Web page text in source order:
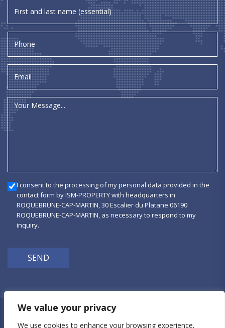
We value your privacy
We use cookies to enhance your browsing experience,
I consent to the processing of my personal data provided in the
contact form by ISM-PROPERTY with headquarters in
ROQUEBRUNE-CAP-MARTIN, 30 Escalier du Platane 06190
ROQUEBRUNE-CAP-MARTIN, as necessary to respond to my
inquiry.
SEND
Privacy Policy